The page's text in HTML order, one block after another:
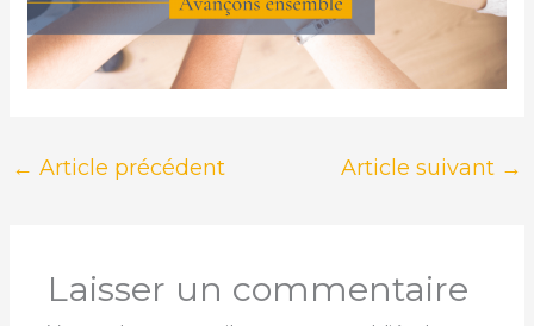
← Article précédent Article suivant →
Laisser un commentaire